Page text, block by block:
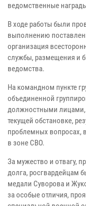
ведомственные
В ходе работы были
выполнению
организация
службы, размещения и
ведомства.
На командном пункте
объединенной
должностными лицами,
текущей обстановке,
проблемных вопросах,
в зоне СВО.
За мужество и отвагу,
долга, росгвардейцам
медали Суворова и
за особые отличия,